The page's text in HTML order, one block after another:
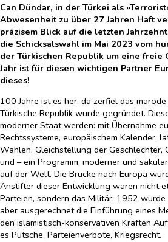
Can Dündar, in der Türkei als
Abwesenheit zu über 27 Jahren Haft
präzisem Blick auf die letzten
die Schicksalswahl im Mai 2023 vom
der Türkischen Republik um eine freie
Jahr ist für diesen wichtigen Partner
dieses!
100 Jahre ist es her, da zerfiel das
Türkische Republik wurde gegründet.
moderner Staat werden: mit Übernahme
Rechtssysteme, europäischem Kalender,
Wahlen, Gleichstellung der Geschlechter,
und – ein Programm, moderner und
auf der Welt. Die Brücke nach Europa
Anstifter dieser Entwicklung waren nicht
Parteien, sondern das Militär. 1952 wurde
aber ausgerechnet die Einführung eines
den islamistisch-konservativen Kräften
es Putsche, Parteienverbote, Kriegsrecht.